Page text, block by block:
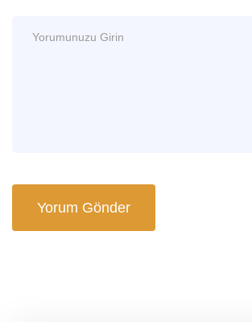
Yorum Gönder